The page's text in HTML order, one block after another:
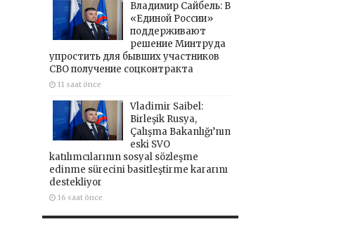
Владимир Сайбель: В
«Единой России»
поддерживают
решение Минтруда
упростить для бывших участников
СВО получение соцконтракта
11 saat önce
Vladimir Saibel:
Birleşik Rusya,
Çalışma Bakanlığı’nın
eski SVO
katılımcılarının sosyal sözleşme
edinme sürecini basitleştirme kararını
destekliyor
16 saat önce